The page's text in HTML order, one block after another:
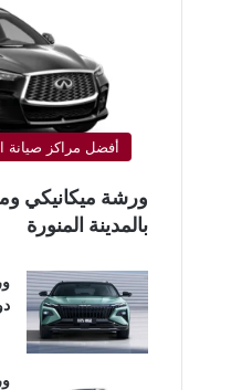
أفضل مراكز صيانة
ورشة ميكانيكي
بالمدينة المنورة